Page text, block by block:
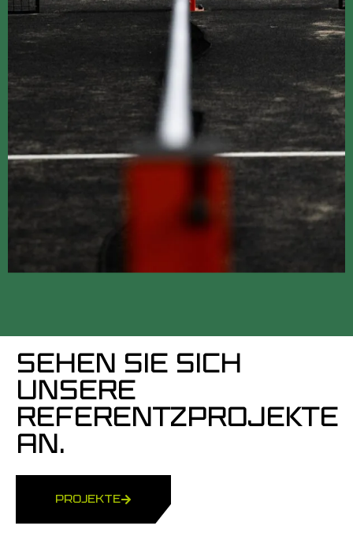
SEHEN SIE SICH
UNSERE
REFERENTZPROJEKTE
AN.
PROJEKTE